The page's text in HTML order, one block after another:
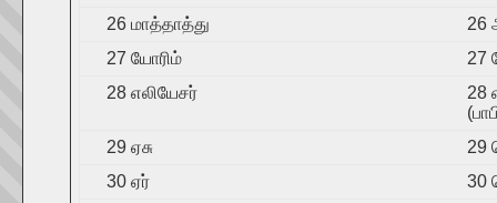
26 மாத்தாத்து
27 யோரிம்
27
28 எலியேசர்
28
29 ஏசு
29
30 ஏர்
30